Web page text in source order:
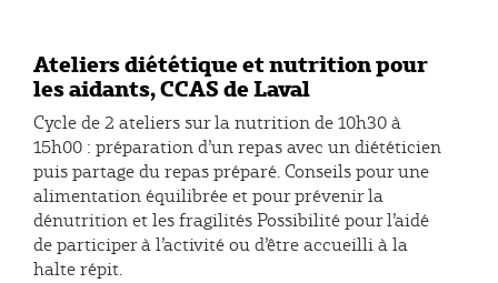
Ateliers diététique et nutrition pour
les aidants, CCAS de Laval
Cycle de 2 ateliers sur la nutrition de 10h30 à
15h00 : préparation d’un repas avec un diététicien
puis partage du repas préparé. Conseils pour une
alimentation équilibrée et pour prévenir la
dénutrition et les fragilités Possibilité pour l’aidé
de participer à l’activité ou d’être accueilli à la
halte répit.